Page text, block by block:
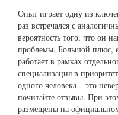
Опыт играет одну из
раз встречался с
вероятность того, что он
проблемы. Большой плюс,
работает в рамках
специализация в
одного человека – это
почитайте отзывы. При
размещены на